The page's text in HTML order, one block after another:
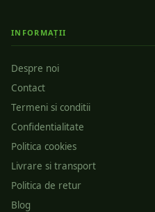
INFORMAȚII
Despre noi
Contact
Termeni si conditii
Confidentialitate
Politica cookies
Livrare si transport
Politica de retur
Blog